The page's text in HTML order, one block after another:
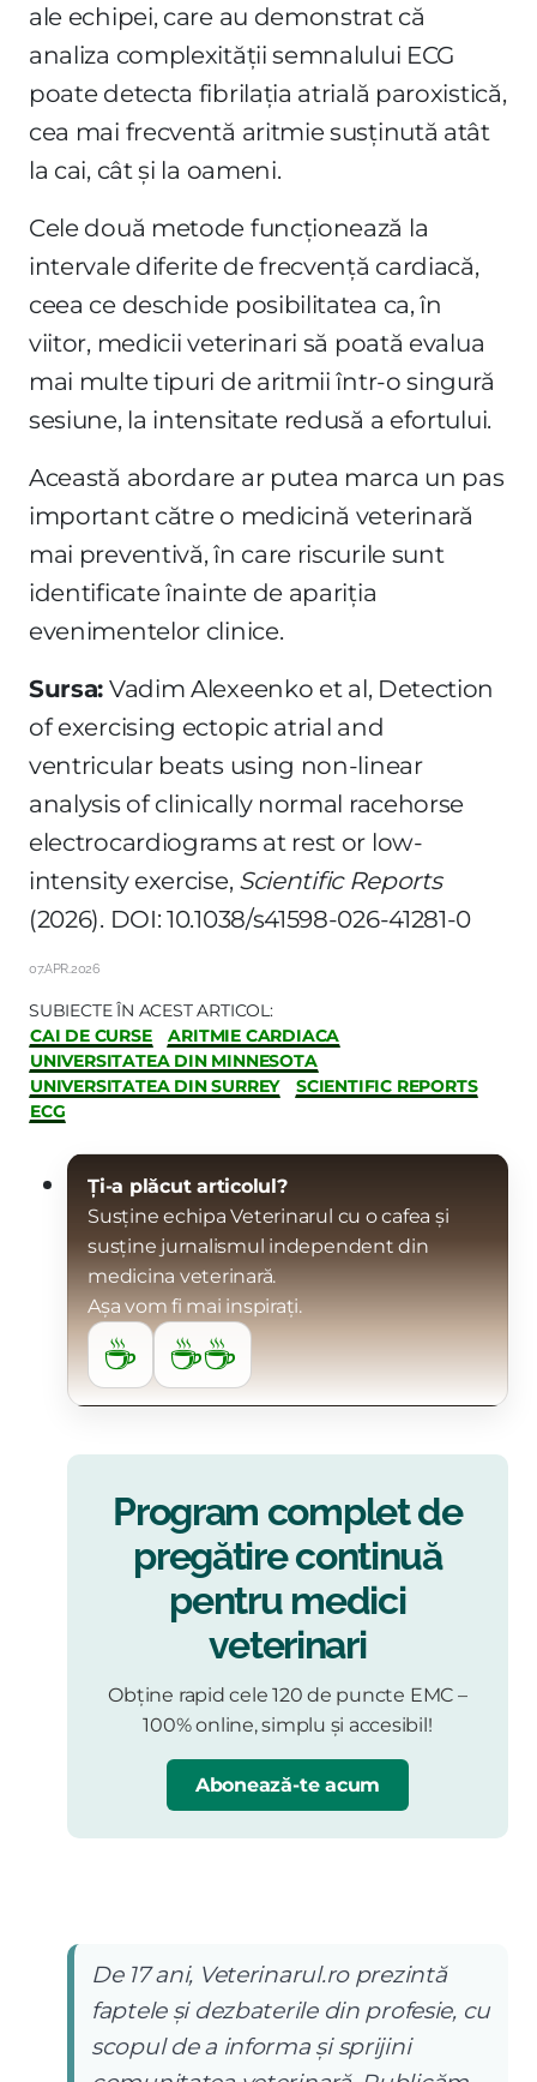
ale echipei, care au demonstrat că
analiza complexității semnalului ECG
poate detecta fibrilația atrială paroxistică,
cea mai frecventă aritmie susținută atât
la cai, cât și la oameni.
Cele două metode funcționează la
intervale diferite de frecvență cardiacă,
ceea ce deschide posibilitatea ca, în
viitor, medicii veterinari să poată evalua
mai multe tipuri de aritmii într-o singură
sesiune, la intensitate redusă a efortului.
Această abordare ar putea marca un pas
important către o medicină veterinară
mai preventivă, în care riscurile sunt
identificate înainte de apariția
evenimentelor clinice.
Sursa: Vadim Alexeenko et al, Detection
of exercising ectopic atrial and
ventricular beats using non-linear
analysis of clinically normal racehorse
electrocardiograms at rest or low-
intensity exercise, Scientific Reports
(2026). DOI: 10.1038/s41598-026-41281-0
07.APR.2026
SUBIECTE ÎN ACEST ARTICOL:
CAI DE CURSE
ARITMIE CARDIACA
UNIVERSITATEA DIN MINNESOTA
UNIVERSITATEA DIN SURREY
SCIENTIFIC REPORTS
ECG
Ți-a plăcut articolul?
Susține echipa Veterinarul cu o cafea și
susține jurnalismul independent din
medicina veterinară.
Așa vom fi mai inspirați.
☕ ☕☕
Program complet de
pregătire continuă
pentru medici
veterinari
Obține rapid cele 120 de puncte EMC –
100% online, simplu și accesibil!
Abonează-te acum
De 17 ani, Veterinarul.ro prezintă
faptele și dezbaterile din profesie, cu
scopul de a informa și sprijini